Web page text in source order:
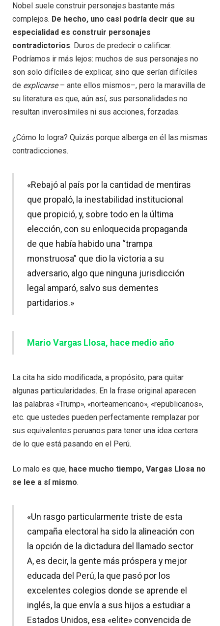
Nobel suele construir personajes bastante más
complejos. De hecho, uno casi podría decir que su
especialidad es construir personajes
contradictorios. Duros de predecir o calificar.
Podríamos ir más lejos: muchos de sus personajes no
son solo difíciles de explicar, sino que serían difíciles
de explicarse– ante ellos mismos–, pero la maravilla de
su literatura es que, aún así, sus personalidades no
resultan inverosímiles ni sus acciones, forzadas.
¿Cómo lo logra? Quizás porque alberga en él las mismas
contradicciones.
«Rebajó al país por la cantidad de mentiras
que propaló, la inestabilidad institucional
que propició, y, sobre todo en la última
elección, con su enloquecida propaganda
de que había habido una “trampa
monstruosa” que dio la victoria a su
adversario, algo que ninguna jurisdicción
legal amparó, salvo sus dementes
partidarios.»
Mario Vargas Llosa, hace medio año
La cita ha sido modificada, a propósito, para quitar
algunas particularidades. En la frase original aparecen
las palabras «Trump», «norteamericano», «republicanos»,
etc. que ustedes pueden perfectamente remplazar por
sus equivalentes peruanos para tener una idea certera
de lo que está pasando en el Perú.
Lo malo es que, hace mucho tiempo, Vargas Llosa no
se lee a sí mismo.
«Un rasgo particularmente triste de esta
campaña electoral ha sido la alineación con
la opción de la dictadura del llamado sector
A, es decir, la gente más próspera y mejor
educada del Perú, la que pasó por los
excelentes colegios donde se aprende el
inglés, la que envía a sus hijos a estudiar a
Estados Unidos, esa «elite» convencida de